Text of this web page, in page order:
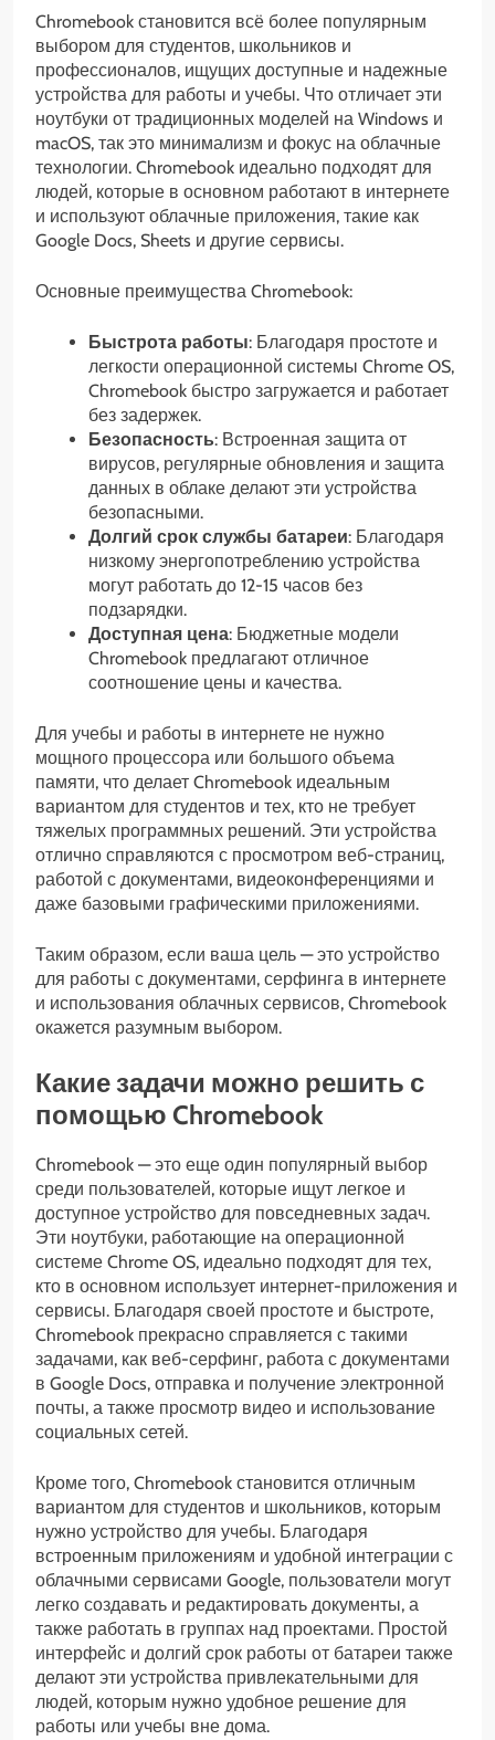
Chromebook становится всё более популярным
выбором для студентов, школьников и
профессионалов, ищущих доступные и надежные
устройства для работы и учебы. Что отличает эти
ноутбуки от традиционных моделей на Windows и
macOS, так это минимализм и фокус на облачные
технологии. Chromebook идеально подходят для
людей, которые в основном работают в интернете
и используют облачные приложения, такие как
Google Docs, Sheets и другие сервисы.
Основные преимущества Chromebook:
Быстрота работы: Благодаря простоте и
легкости операционной системы Chrome OS,
Chromebook быстро загружается и работает
без задержек.
Безопасность: Встроенная защита от
вирусов, регулярные обновления и защита
данных в облаке делают эти устройства
безопасными.
Долгий срок службы батареи: Благодаря
низкому энергопотреблению устройства
могут работать до 12-15 часов без
подзарядки.
Доступная цена: Бюджетные модели
Chromebook предлагают отличное
соотношение цены и качества.
Для учебы и работы в интернете не нужно
мощного процессора или большого объема
памяти, что делает Chromebook идеальным
вариантом для студентов и тех, кто не требует
тяжелых программных решений. Эти устройства
отлично справляются с просмотром веб-страниц,
работой с документами, видеоконференциями и
даже базовыми графическими приложениями.
Таким образом, если ваша цель — это устройство
для работы с документами, серфинга в интернете
и использования облачных сервисов, Chromebook
окажется разумным выбором.
Какие задачи можно решить с
помощью Chromebook
Chromebook — это еще один популярный выбор
среди пользователей, которые ищут легкое и
доступное устройство для повседневных задач.
Эти ноутбуки, работающие на операционной
системе Chrome OS, идеально подходят для тех,
кто в основном использует интернет-приложения и
сервисы. Благодаря своей простоте и быстроте,
Chromebook прекрасно справляется с такими
задачами, как веб-серфинг, работа с документами
в Google Docs, отправка и получение электронной
почты, а также просмотр видео и использование
социальных сетей.
Кроме того, Chromebook становится отличным
вариантом для студентов и школьников, которым
нужно устройство для учебы. Благодаря
встроенным приложениям и удобной интеграции с
облачными сервисами Google, пользователи могут
легко создавать и редактировать документы, а
также работать в группах над проектами. Простой
интерфейс и долгий срок работы от батареи также
делают эти устройства привлекательными для
людей, которым нужно удобное решение для
работы или учебы вне дома.